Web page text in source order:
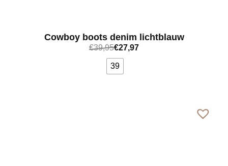
Cowboy boots denim lichtblauw
€39,95€27,97
39